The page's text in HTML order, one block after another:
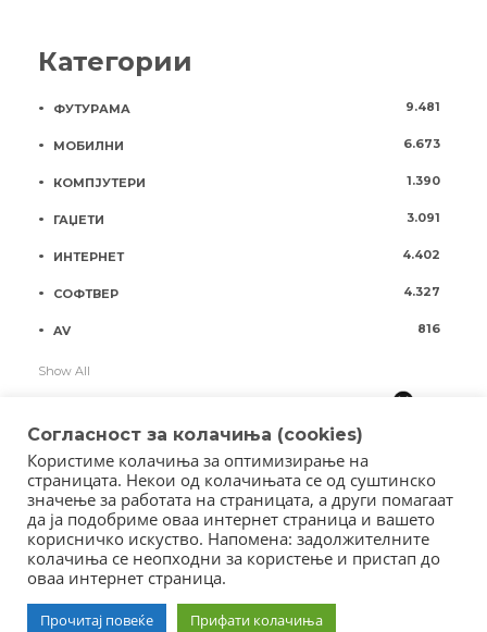
Категории
ФУТУРАМА 9.481
МОБИЛНИ 6.673
КОМПЈУТЕРИ 1.390
ГАЏЕТИ 3.091
ИНТЕРНЕТ 4.402
СОФТВЕР 4.327
AV 816
Show All
Copyright © 2018 - Member of IAB Macedonia
Member of Clip Media Group / 2017
Согласност за колачиња (cookies)
Користиме колачиња за оптимизирање на
страницата. Некои од колачињата се од суштинско
значење за работата на страницата, а други помагаат
да ја подобриме оваа интернет страница и вашето
корисничко искуство. Напомена: задолжителните
колачиња се неопходни за користење и пристап до
оваа интернет страница.
Прочитај повеќе Прифати колачиња